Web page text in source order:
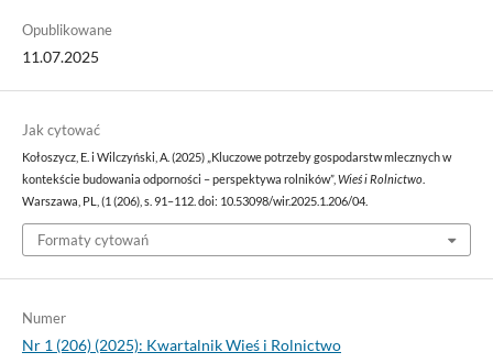
Opublikowane
11.07.2025
Jak cytować
Kołoszycz, E. i Wilczyński, A. (2025) „Kluczowe potrzeby gospodarstw mlecznych w
kontekście budowania odporności – perspektywa rolników”, Wieś i Rolnictwo.
Warszawa, PL, (1 (206), s. 91–112. doi: 10.53098/wir.2025.1.206/04.
Formaty cytowań
Numer
Nr 1 (206) (2025): Kwartalnik Wieś i Rolnictwo